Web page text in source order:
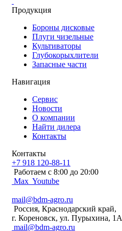
Продукция
Бороны дисковые
Плуги чизельные
Культиваторы
Глубокорыхлители
Запасные части
Навигация
Сервис
Новости
О компании
Найти дилера
Контакты
Контакты
+7 918 120-88-11
Работаем c 8:00 до 20:00
Max Youtube
mail@bdm-agro.ru
Россия, Краснодарский край,
г. Кореновск, ул. Пурыхина, 1А
mail@bdm-agro.ru